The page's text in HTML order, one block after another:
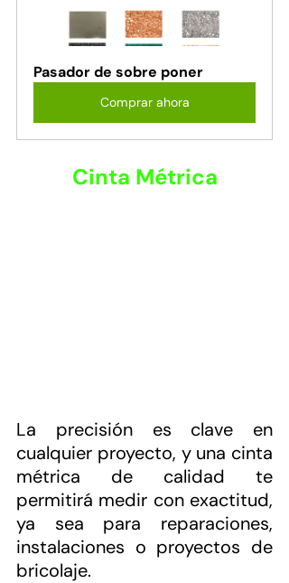
Pasador de sobre poner
Comprar ahora
Cinta Métrica
La precisión es clave en
cualquier proyecto, y una cinta
métrica de calidad te
permitirá medir con exactitud,
ya sea para reparaciones,
instalaciones o proyectos de
bricolaje.